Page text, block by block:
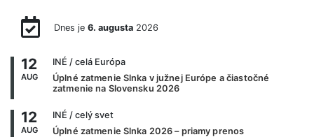
Dnes je 6. augusta2026
12
AUG
INÉ / celá Európa
Úplné zatmenie Slnka v južnej Európe a čiastočné
zatmenie na Slovensku 2026
12
AUG
INÉ / celý svet
Úplné zatmenie Slnka 2026 – priamy prenos